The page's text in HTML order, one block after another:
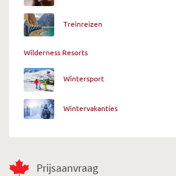
Treinreizen
Wilderness Resorts
Wintersport
Wintervakanties
Prijsaanvraag